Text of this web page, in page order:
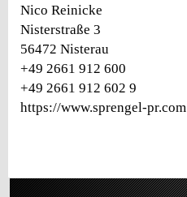
Nico Reinicke
Nisterstraße 3
56472 Nisterau
+49 2661 912 600
+49 2661 912 602 9
https://www.sprengel-pr.com